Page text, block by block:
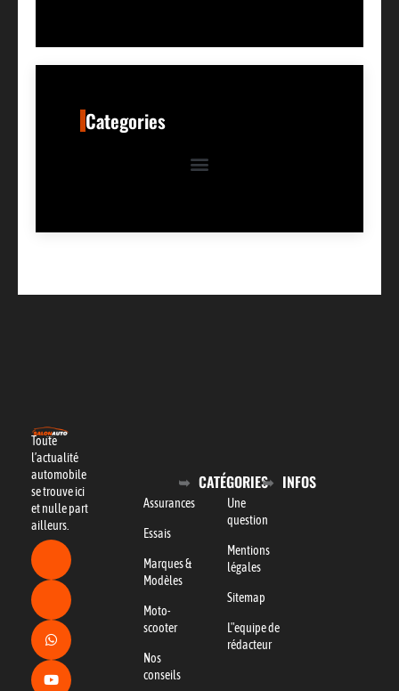
Categories
Toute
l’actualité
automobile
se trouve ici
et nulle part
ailleurs.
CATÉGORIES
Assurances
Essais
Marques &
Modèles
Moto-
scooter
Nos
conseils
INFOS
Une
question
Mentions
légales
Sitemap
L"equipe de
rédacteur